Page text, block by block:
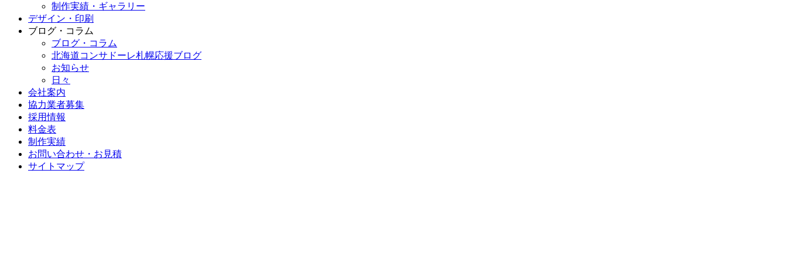
制作実績・ギャラリー
デザイン・印刷
ブログ・コラム
ブログ・コラム
北海道コンサドーレ札幌応援ブログ
お知らせ
日々
会社案内
協力業者募集
採用情報
料金表
制作実績
お問い合わせ・お見積
サイトマップ